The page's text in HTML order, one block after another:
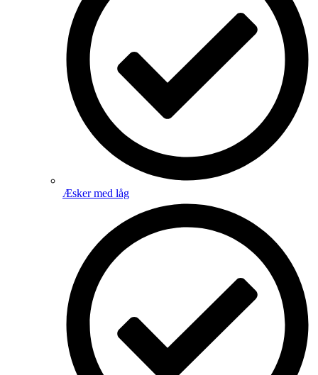
Æsker med låg